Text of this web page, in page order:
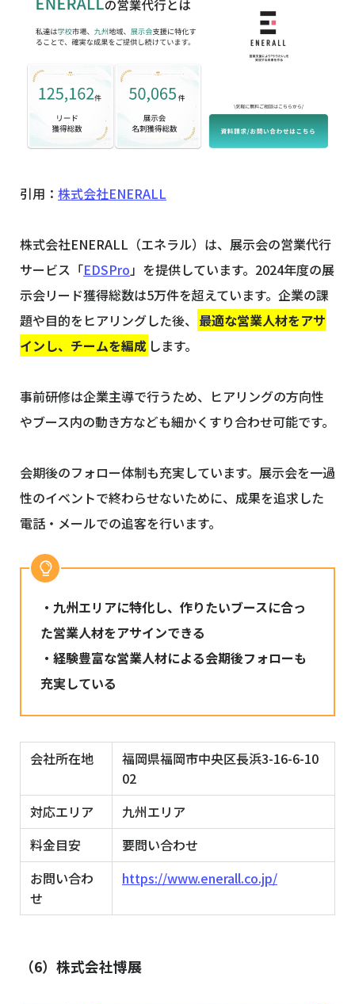
引用： 株式会社ENERALL
株式会社ENERALL（エネラル）は、展示会の営業代行
サービス「EDSPro」を提供しています。2024年度の展
示会リード獲得総数は5万件を超えています。企業の課
題や目的をヒアリングした後、 最適な営業人材をアサ
インし、チームを編成 します。
事前研修は企業主導で行うため、ヒアリングの方向性
やブース内の動き方なども細かくすり合わせ可能です。
会期後のフォロー体制も充実しています。展示会を一過
性のイベントで終わらせないために、成果を追求した
電話・メールでの追客を行います。
・九州エリアに特化し、作りたいブースに合っ
た営業人材をアサインできる
・経験豊富な営業人材による会期後フォローも
充実している
会社所在地
福岡県福岡市中央区長浜3-16-6-10
02
対応エリア
九州エリア
料金目安
要問い合わせ
お問い合わ
せ
https://www.enerall.co.jp/
（6）株式会社博展